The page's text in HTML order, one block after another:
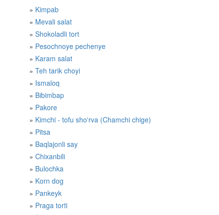
Kimpab
Mevali salat
Shokoladli tort
Pesochnoye pechenye
Karam salat
Teh tarik choyi
Ismaloq
Bibimbap
Pakore
Kimchi - tofu sho'rva (Chamchi chige)
Pitsa
Baqlajonli say
Chixanbili
Bulochka
Korn dog
Pankeyk
Praga torti